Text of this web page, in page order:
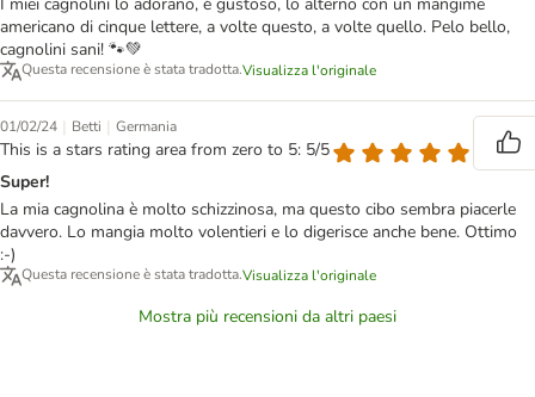
I miei cagnolini lo adorano, è gustoso, lo alterno con un mangime
americano di cinque lettere, a volte questo, a volte quello. Pelo bello,
cagnolini sani! 🐾💚
Questa recensione è stata tradotta.Visualizza l'originale
01/02/24 | Betti | Germania
This is a stars rating area from zero to 5: 5/5
Super!
La mia cagnolina è molto schizzinosa, ma questo cibo sembra piacerle
davvero. Lo mangia molto volentieri e lo digerisce anche bene. Ottimo
:-)
Questa recensione è stata tradotta.Visualizza l'originale
Mostra più recensioni da altri paesi